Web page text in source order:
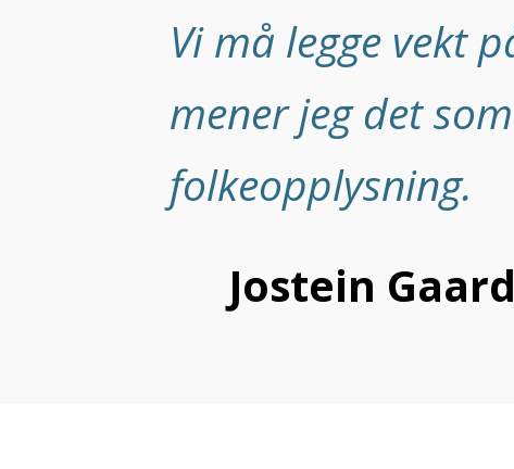
Vi må legge vekt
mener jeg det
folkeopplysning.
Jostein